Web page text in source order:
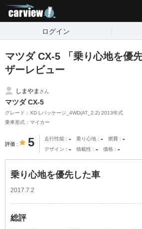
ログイン
マツダ CX-5 「乗り心地を優
ザーレビュー
しまやま さん
マツダ CX-5
グレード：XD Lパッケージ_4WD(AT_2.2) 2013年式
乗車形式：マイカー
評価 5 走行性能 - 乗り心地 - 燃費 -
デザイン - 積載性 - 価格 -
乗り心地を優先した車
2017.7.2
総評